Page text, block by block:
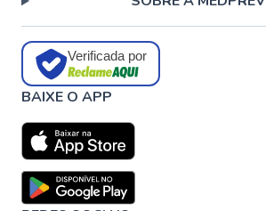
Verificada por
BAIXE O APP